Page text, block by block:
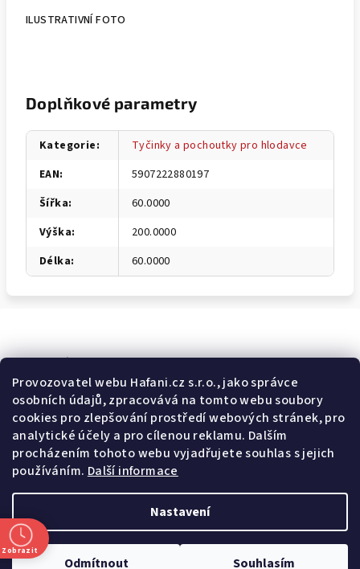
Provozovatel webu Hafani.cz s.r.o., jako správce
osobních údajů, zpracovává na tomto webu soubory
cookies pro zlepšování prostředí webových stránek, pro
analytické účely a pro cílenou reklamu. Dalším
procházením tohoto webu vyjadřujete souhlas s jejich
používáním. Další informace
Nastavení
Odmítnout Souhlasím
ILUSTRATIVNÍ FOTO
Doplňkové parametry
Kategorie:
Tyčinky a pochoutky pro hlodavce
EAN:
5907222880197
Šířka:
60.0000
Výška:
200.0000
Délka: 60.0000
Odebírat newsletter
E-mail
Potvrzuji souhlas svšeobecnými obchodními podmínkami a
spodmínkami zpracovávání a ochrany osobních údajů .
Přihlásit se
Z
á
Copyright 2026
nastavení cookies
Zobrazit